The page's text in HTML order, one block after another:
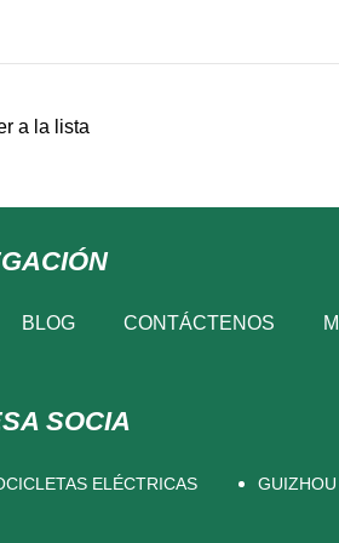
a la lista
BLOG CONTÁCTENOS
SOCIA
ELÉCTRICAS